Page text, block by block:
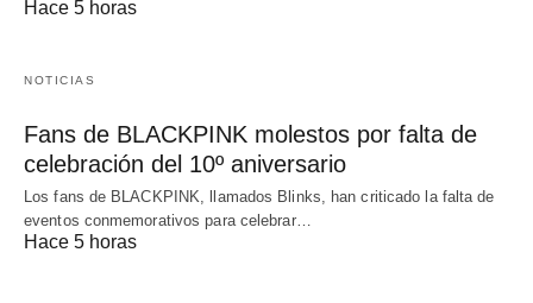
Hace 5 horas
NOTICIAS
Fans de BLACKPINK molestos por falta de
celebración del 10º aniversario
Los fans de BLACKPINK, llamados Blinks, han criticado la falta de
eventos conmemorativos para celebrar…
Hace 5 horas